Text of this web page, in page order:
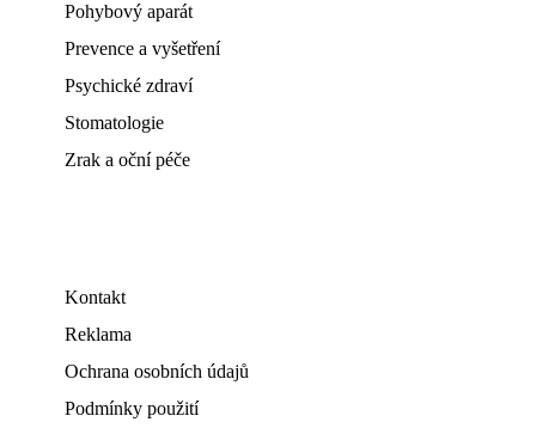
Pohybový aparát
Prevence a vyšetření
Psychické zdraví
Stomatologie
Zrak a oční péče
Kontakt
Reklama
Ochrana osobních údajů
Podmínky použití